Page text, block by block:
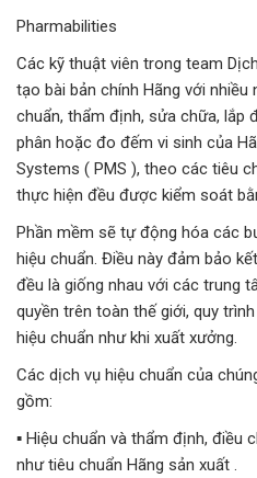
Pharmabilities
Các kỹ thuật viên trong team
tạo bài bản chính Hãng với nhiều
chuẩn, thẩm định, sửa chữa, lắp
phân hoặc đo đếm vi sinh của
Systems ( PMS ), theo các tiêu
thực hiện đều được kiểm soát
Phần mềm sẽ tự động hóa các
hiệu chuẩn. Điều này đảm bảo
đều là giống nhau với các trung
quyền trên toàn thế giới, quy
hiệu chuẩn như khi xuất xưởng.
Các dịch vụ hiệu chuẩn của
gồm:
▪️ Hiệu chuẩn và thẩm định, điều
như tiêu chuẩn Hãng sản xuất .